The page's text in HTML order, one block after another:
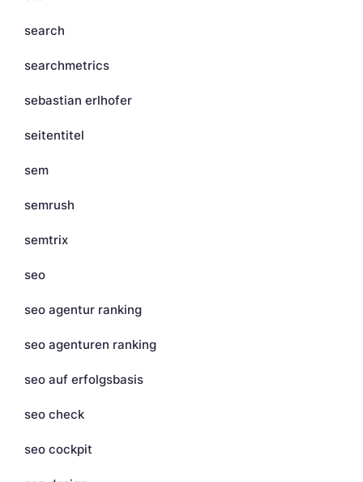
search
searchmetrics
sebastian erlhofer
seitentitel
sem
semrush
semtrix
seo
seo agentur ranking
seo agenturen ranking
seo auf erfolgsbasis
seo check
seo cockpit